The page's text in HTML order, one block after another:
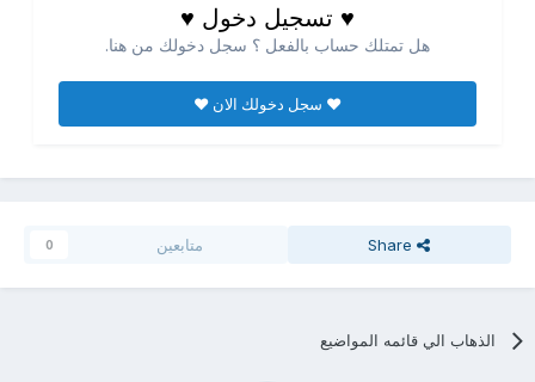
♥ تسجيل دخول ♥
هل تمتلك حساب بالفعل ؟ سجل دخولك من هنا.
♥ سجل دخولك الان ♥
Share متابعين 0
الذهاب الي قائمه المواضيع